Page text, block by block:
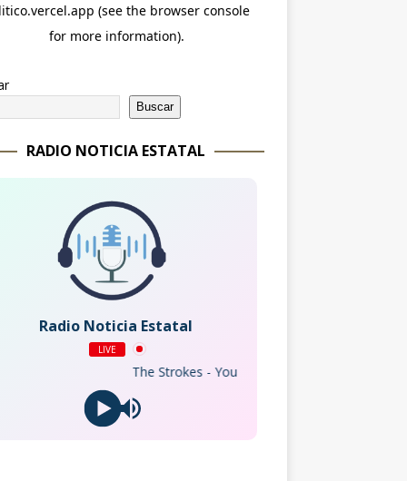
Buscar
RADIO NOTICIA ESTATAL
Radio Noticia Estatal
LIVE
The Strokes - You Only Live Once